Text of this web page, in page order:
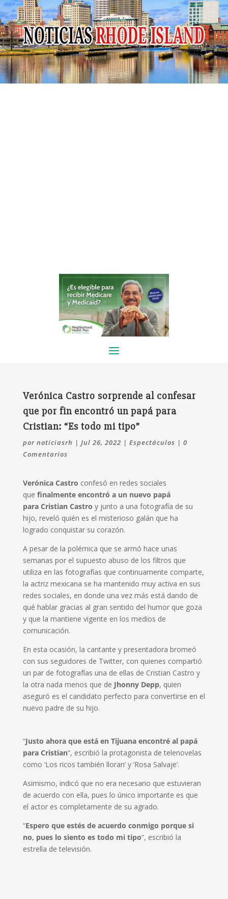
Verónica Castro sorprende al confesar
que por fin encontró un papá para
Cristian: “Es todo mi tipo”
por noticiasrh | Jul 26, 2022 | Espectáculos | 0
Comentarios
Verónica Castro confesó en redes sociales
que finalmente encontró a un nuevo papá
para Cristian Castro y junto a una fotografía de su
hijo, reveló quién es el misterioso galán que ha
logrado conquistar su corazón.
A pesar de la polémica que se armó hace unas
semanas por el supuesto abuso de los filtros que
utiliza en las fotografías que continuamente comparte,
la actriz mexicana se ha mantenido muy activa en sus
redes sociales, en donde una vez más está dando de
qué hablar gracias al gran sentido del humor que goza
y que la mantiene vigente en los medios de
comunicación.
En esta ocasión, la cantante y presentadora bromeó
con sus seguidores de Twitter, con quienes compartió
un par de fotografías una de ellas de Cristian Castro y
la otra nada menos que de Jhonny Depp, quien
aseguró es el candidato perfecto para convertirse en el
nuevo padre de su hijo.
“Justo ahora que está en Tijuana encontré al papá
para Cristian“, escribió la protagonista de telenovelas
como ‘Los ricos también lloran’ y ‘Rosa Salvaje’.
Asimismo, indicó que no era necesario que estuvieran
de acuerdo con ella, pues lo único importante es que
el actor es completamente de su agrado.
“Espero que estés de acuerdo conmigo porque si
no, pues lo siento es todo mi tipo“, escribió la
estrella de televisión.